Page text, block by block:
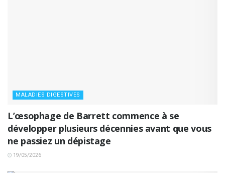
MALADIES DIGESTIVES
L’œsophage de Barrett commence à se
développer plusieurs décennies avant que vous
ne passiez un dépistage
19/05/2026